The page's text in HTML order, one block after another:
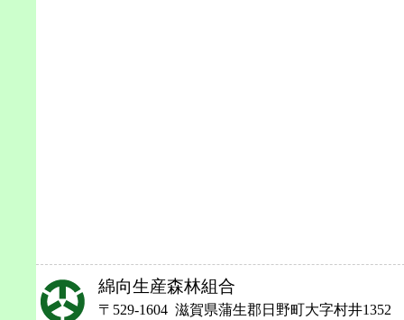
綿向生産森林組合
〒529-1604 滋賀県蒲生郡日野町大字村井1352